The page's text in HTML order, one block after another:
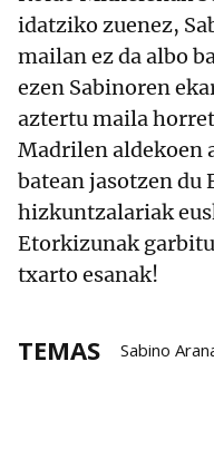
idatziko zuenez,
mailan ez da albo
ezen Sabinoren
aztertu maila
Madrilen aldekoen
batean jasotzen du
hizkuntzalariak
Etorkizunak
txarto esanak!
TEMAS Sabino